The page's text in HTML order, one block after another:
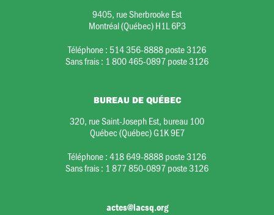
9405, rue Sherbrooke Est
Montréal (Québec) H1L 6P3
Téléphone : 514 356-8888 poste 3126
Sans frais : 1 800 465-0897 poste 3126
BUREAU DE QUÉBEC
320, rue Saint-Joseph Est, bureau 100
Québec (Québec) G1K 9E7
Téléphone :418 649-8888 poste 3126
Sans frais : 1 877 850-0897 poste 3126
actes@lacsq.org